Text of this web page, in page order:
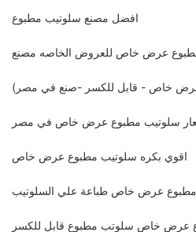
افضل مصنع سلوتيب مطبوع
عرض خاص للعروض الخاصه مصنع
خاص - قابل للكسر -صنع في مصر)
سلوتيب مطبوع عرض خاص في مصر
اقوي بكره سلوتيب مطبوع عرض خاص
عرض خاص طباعة علي السلوتيب
عرض خاص سلوتب مطبوع قابل للكسر